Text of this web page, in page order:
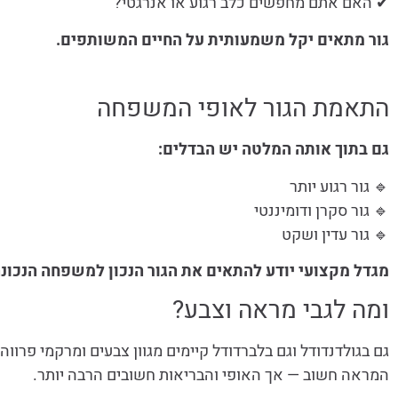
גור מתאים יקל משמעותית על החיים המשותפים.
התאמת הגור לאופי המשפחה
גם בתוך אותה המלטה יש הבדלים:
🔹 גור רגוע יותר
🔹 גור סקרן ודומיננטי
🔹 גור עדין ושקט
מגדל מקצועי יודע להתאים את הגור הנכון למשפחה
ומה לגבי מראה וצבע?
גם בגולדנדודל וגם בלברדודל קיימים מגוון צבעים ומרקמי
המראה חשוב — אך האופי והבריאות חשובים הרבה יותר.